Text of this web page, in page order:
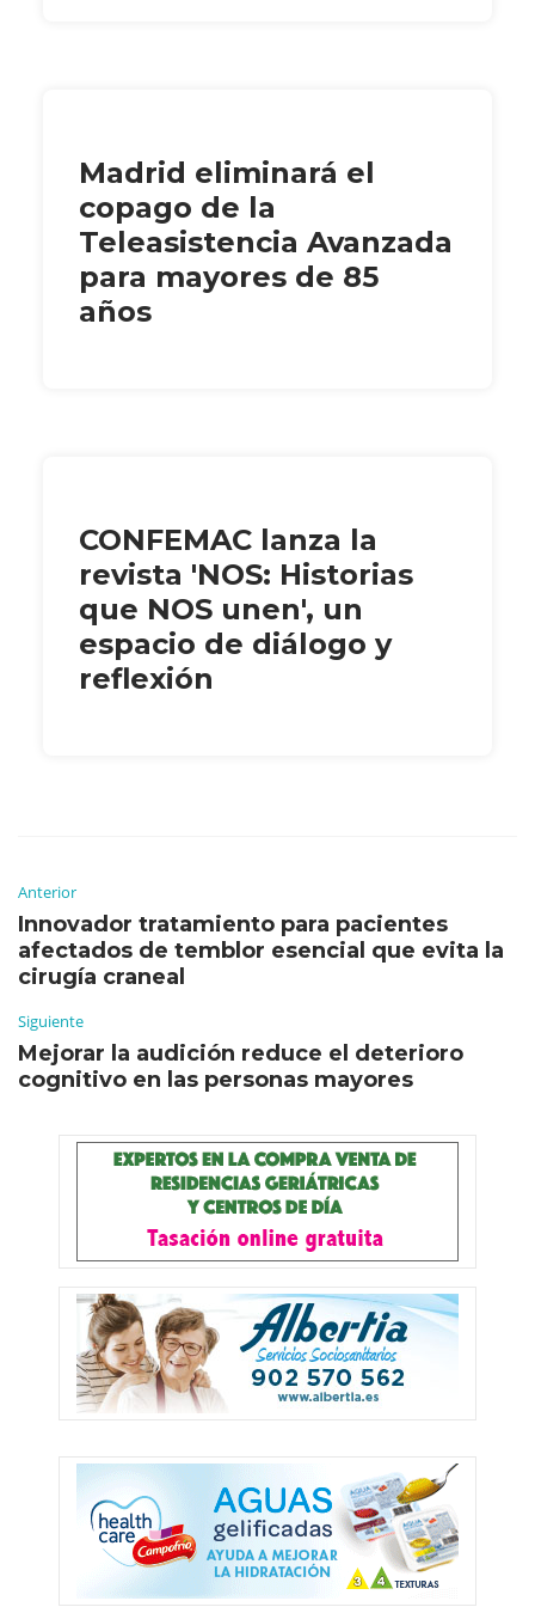
Madrid eliminará el
copago de la
Teleasistencia Avanzada
para mayores de 85
años
CONFEMAC lanza la
revista 'NOS: Historias
que NOS unen', un
espacio de diálogo y
reflexión
Anterior
Innovador tratamiento para pacientes
afectados de temblor esencial que evita la
cirugía craneal
Siguiente
Mejorar la audición reduce el deterioro
cognitivo en las personas mayores